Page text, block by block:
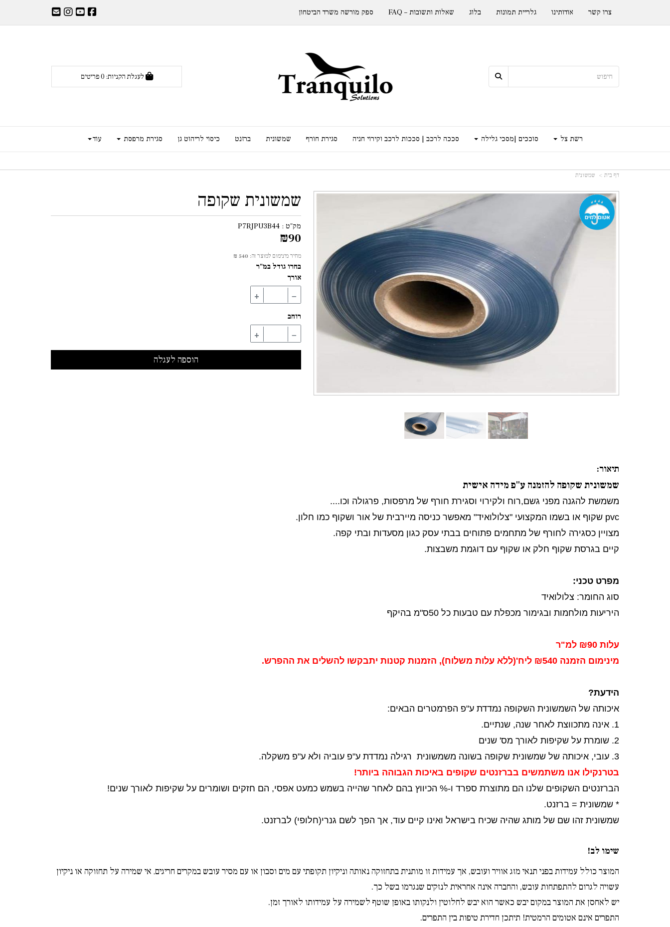
0פריטים
רשת צל סוככים |מסכי גלילה סככה לרכב | סככות לרכב וקירוי חניה סגירת חורף שמשונית ברזנט כיסוי לריהוט גן סגירת מרפסת עוד
צרו קשר אודותינו גלריית תמונות בלוג שאלות ותשובות – FAQ ספק מורשה משרד הביטחון
דף בית שמשונית
שמשונית שקופה
מק"ט :P7RJPU3B44
₪90
מחיר מינימום למוצר זה:540 ₪
בחרו גודל במ"ר
אורך
−
+
רוחב
−
+
תיאור:
שמשונית שקופה להזמנה ע"פ מידה אישית
משמשת להגנה מפני גשם,רוח ולקירוי וסגירת חורף של מרפסות, פרגולה וכו....
pvc שקוף או בשמו המקצועי "צלולואיד" מאפשר כניסה מיירבית של אור ושקוף כמו חלון.
מצויין כסגירה לחורף של מתחמים פתוחים בבתי עסק כגון מסעדות ובתי קפה.
קיים בגרסת שקוף חלק או שקוף עם דוגמת משבצות.
מפרט טכני:
סוג החומר: צלולואיד
היריעות מולחמות ובגימור מכפלת עם טבעות כל 50ס"מ בהיקף
עלות ₪90 למ"ר
מינימום הזמנה ₪540 ליח'(ללא עלות משלוח), הזמנות קטנות יתבקשו להשלים את ההפרש.
הידעת?
איכותה של השמשונית השקופה נמדדת ע"פ הפרמטרים הבאים:
1. אינה מתכווצת לאחר שנה, שנתיים.
2. שומרת על שקיפות לאורך מס' שנים
3. עובי, איכותה של שמשונית שקופה בשונה משמשונית רגילה נמדדת ע"פ עוביה ולא ע"פ משקלה.
בטרנקילו אנו משתמשים בברזנטים שקופים באיכות הגבוהה ביותר!
הברזנטים השקופים שלנו הם מתוצרת ספרד ו-% הכיווץ בהם לאחר שהייה בשמש כמעט אפסי, הם חזקים ושומרים על שקיפות לאורך שנים!
* שמשונית = ברזנט.
שמשונית זהו שם של מותג שהיה שכיח בישראל ואינו קיים עוד, אך הפך לשם גנרי(חלופי) לברזנט.
שימו לב!
המוצר כולל עמידות בפני תנאי מזג אוויר ועובש, אך עמידות זו מותנית בתחזוקה נאותה וניקיון תקופתי עם מים וסבון או עם מסיר עובש במקרים חריגים, אי שמירה על תחזוקה או ניקיון
עשויה לגרום להתפתחות עובש, והחברה אינה אחראית לנזקים שנגרמו בשל כך.
יש לאחסן את המוצר במקום יבש כאשר הוא יבש לחלוטין ולנקותו באופן שוטף לשמירה על עמידותו לאורך זמן.
התפרים אינם אטומים הרמטית! תיתכן חדירת טיפות בין התפרים.